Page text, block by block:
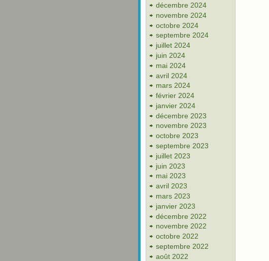
décembre 2024
novembre 2024
octobre 2024
septembre 2024
juillet 2024
juin 2024
mai 2024
avril 2024
mars 2024
février 2024
janvier 2024
décembre 2023
novembre 2023
octobre 2023
septembre 2023
juillet 2023
juin 2023
mai 2023
avril 2023
mars 2023
janvier 2023
décembre 2022
novembre 2022
octobre 2022
septembre 2022
août 2022